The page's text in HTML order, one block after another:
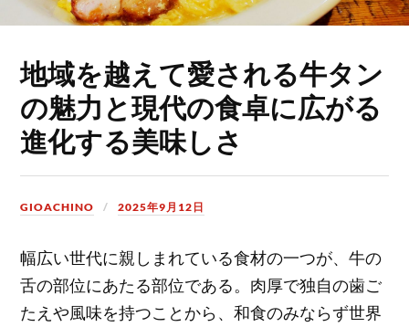
地域を越えて愛される牛タン
の魅力と現代の食卓に広がる
進化する美味しさ
GIOACHINO 2025年9月12日
幅広い世代に親しまれている食材の一つが、牛の
舌の部位にあたる部位である。 肉厚で独自の歯ご
たえや風味を持つことから、和食のみならず世界